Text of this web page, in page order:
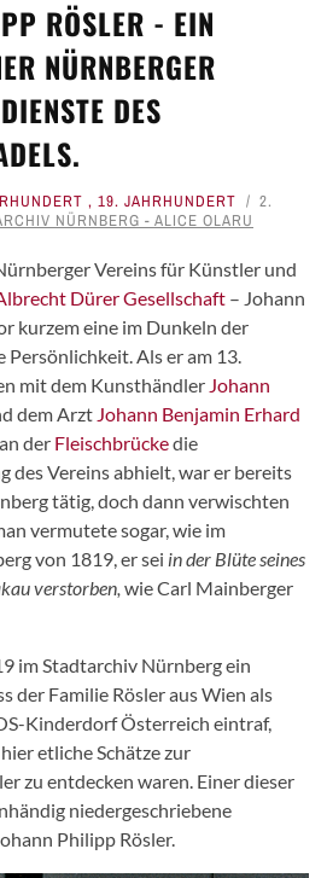
RÖSLER - EIN
NÜRNBERGER
DES
, 19. JAHRHUNDERT
2.
NÜRNBERG - ALICE OLARU
Vereins für Künstler und
Dürer Gesellschaft – Johann
kurzem eine im Dunkeln der
Persönlichkeit. Als er am 13.
mit dem Kunsthändler Johann
dem Arzt Johann Benjamin Erhard
der Fleischbrückedie
des Vereins abhielt, war er bereits
tätig, doch dann verwischten
vermutete sogar, wie im
von 1819, er sei in der Blüte seines
verstorben, wie Carl Mainberger
im Stadtarchiv Nürnberg ein
der Familie Rösler aus Wien als
Kinderdorf Österreich eintraf,
etliche Schätze zur
zu entdecken waren. Einer dieser
niedergeschriebene
Philipp Rösler.